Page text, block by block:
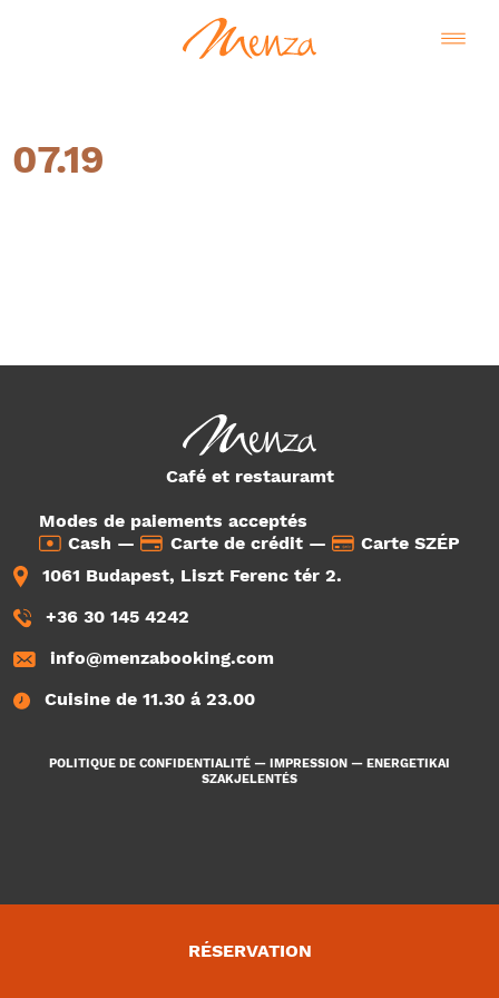
07.19
Café et restauramt
Modes de paiements acceptés
Cash —
Carte de crédit —
Carte SZÉP
1061 Budapest, Liszt Ferenc tér 2.
+36 30 145 4242
info@menzabooking.com
Cuisine de 11.30 á 23.00
POLITIQUE DE CONFIDENTIALITÉ — IMPRESSION — ENERGETIKAI
SZAKJELENTÉS
RÉSERVATION